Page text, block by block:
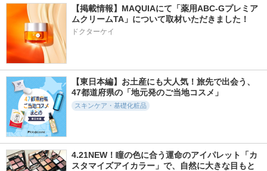
5.9
127件
リンクルリペアミス
ト
アカラン
5.6
2110件
プライマーショット
アテニア
5.8
538件
C×AZ ダーマイン
ショット
【掲載情報】MAQUIAにて「薬用ABC-Gプレミア
ムクリームTA」について取材いただきました！
ドクターケイ
【東日本編】お土産にも大人気！旅先で出会う、
47都道府県の「地元発のご当地コスメ」
スキンケア・基礎化粧品
4.21NEW！瞳の色に合う運命のアイパレット「カ
スタマイズアイカラー」で、自然に大きな目もと